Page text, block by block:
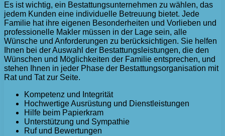
Es ist wichtig, ein Bestattungsunternehmen zu wählen, das
jedem Kunden eine individuelle Betreuung bietet. Jede
Familie hat ihre eigenen Besonderheiten und Vorlieben und
professionelle Makler müssen in der Lage sein, alle
Wünsche und Anforderungen zu berücksichtigen. Sie helfen
Ihnen bei der Auswahl der Bestattungsleistungen, die den
Wünschen und Möglichkeiten der Familie entsprechen, und
stehen Ihnen in jeder Phase der Bestattungsorganisation mit
Rat und Tat zur Seite.
Kompetenz und Integrität
Hochwertige Ausrüstung und Dienstleistungen
Hilfe beim Papierkram
Unterstützung und Sympathie
Ruf und Bewertungen